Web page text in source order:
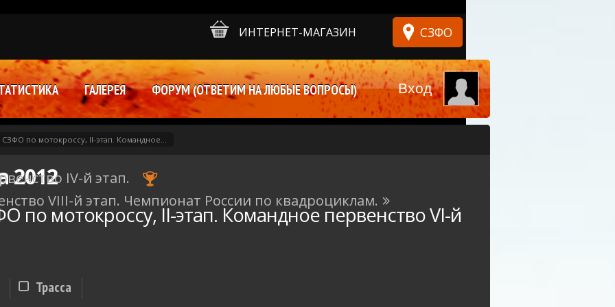
IV-й этап.
VIII-й этап. Чемпионат России по квадроциклам.
2012
по мотокроссу, II-этап. Командное первенство VI-й
Трасса
по мотокроссу, II-этап. Командное...
ИНТЕРНЕТ-МАГАЗИН СЗФО
ГАЛЕРЕЯ ФОРУМ (ОТВЕТИМ НА ЛЮБЫЕ ВОПРОСЫ) Вход